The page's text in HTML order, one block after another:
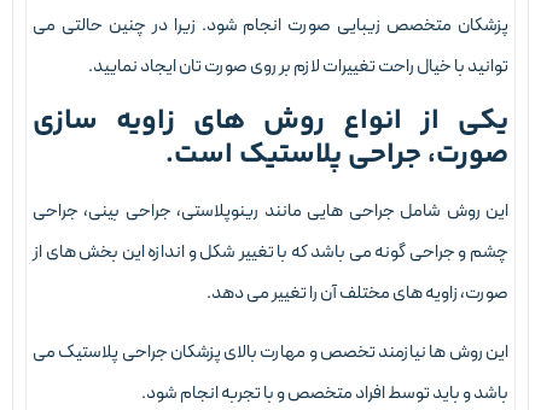
متخصص زیبایی صورت انجام شود. زیرا در چنین حالتی می
با خیال راحت تغییرات لازم بر روی صورت تان ایجاد نمایید.
از انواع روش های زاویه سازی
جراحی پلاستیک است.
روش شامل جراحی هایی مانند رینوپلاستی، جراحی بینی، جراحی
و جراحی گونه می باشد که با تغییر شکل و اندازه این بخش های از
زاویه های مختلف آن را تغییر می دهد.
روش ها نیازمند تخصص و مهارت بالای پزشکان جراحی پلاستیک می
و باید توسط افراد متخصص و با تجربه انجام شود.